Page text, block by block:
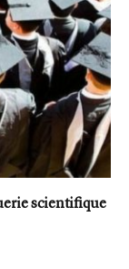
scientifique